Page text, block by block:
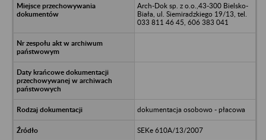
Arch-Dok sp. z o.o.,43-300 Bielsko-
Biała, ul. Siemiradzkiego 19/13, tel.
033 811 46 45, 606 383 041
dokumentacja osobowo - płacowa
SEKe 610A/13/2007